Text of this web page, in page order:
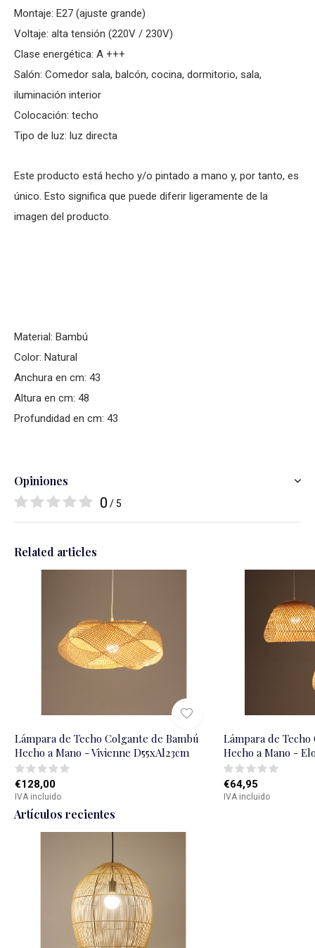
Montaje: E27 (ajuste grande)
Voltaje: alta tensión (220V / 230V)
Clase energética: A +++
Salón: Comedor sala, balcón, cocina, dormitorio, sala,
iluminación interior
Colocación: techo
Tipo de luz: luz directa
Este producto está hecho y/o pintado a mano y, por tanto, es
único. Esto significa que puede diferir ligeramente de la
imagen del producto.
Material: Bambú
Color: Natural
Anchura en cm: 43
Altura en cm: 48
Profundidad en cm: 43
Opiniones
0 / 5
Related articles
Lámpara de Techo Colgante de Bambú
Hecho a Mano - Vivienne D55xAl23cm
€128,00
IVA incluido
Lámpara de
Hecho a Mano -
€64,95
IVA incluido
Artículos recientes